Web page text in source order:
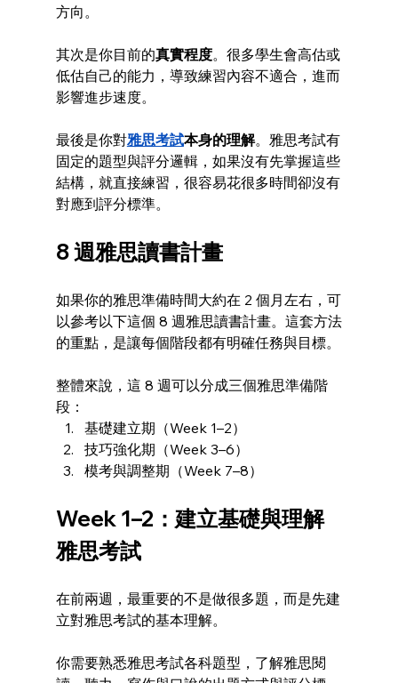
方向。
其次是你目前的真實程度。很多學生會高估或
低估自己的能力，導致練習內容不適合，進而
影響進步速度。
最後是你對雅思考試本身的理解。雅思考試有
固定的題型與評分邏輯，如果沒有先掌握這些
結構，就直接練習，很容易花很多時間卻沒有
對應到評分標準。
8 週雅思讀書計畫
如果你的雅思準備時間大約在 2 個月左右，可
以參考以下這個 8 週雅思讀書計畫。這套方法
的重點，是讓每個階段都有明確任務與目標。
整體來說，這 8 週可以分成三個雅思準備階
段：
基礎建立期（Week 1–2）
技巧強化期（Week 3–6）
模考與調整期（Week 7–8）
Week 1–2：建立基礎與理解
雅思考試
在前兩週，最重要的不是做很多題，而是先建
立對雅思考試的基本理解。
你需要熟悉雅思考試各科題型，了解雅思閱